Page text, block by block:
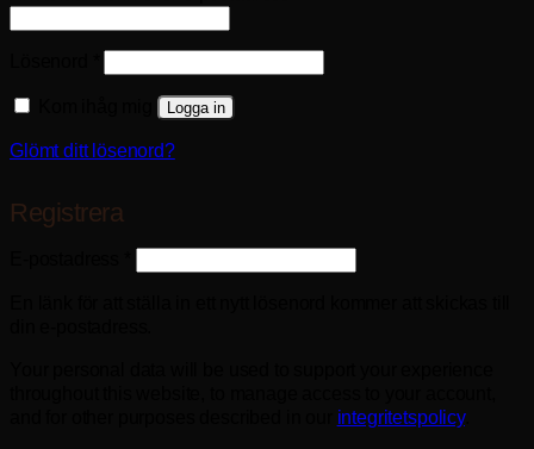
Logga in
Glömt ditt lösenord?
Registrera
integritetspolicy.